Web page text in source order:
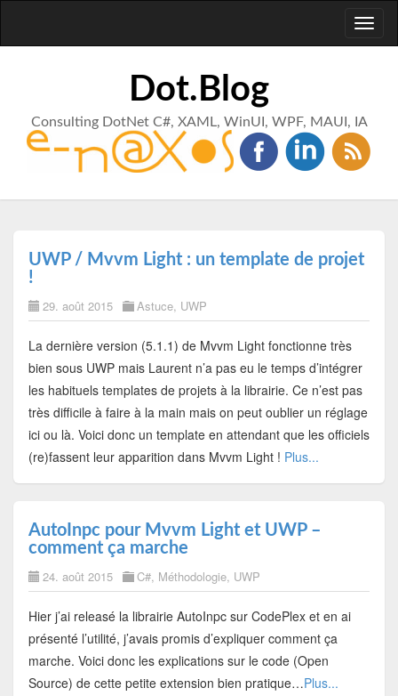
Dot.Blog
Consulting DotNet C#, XAML, WinUI, WPF, MAUI, IA
UWP / Mvvm Light : un template de projet
!
29. août 2015 Astuce, UWP
La dernière version (5.1.1) de Mvvm Light fonctionne très
bien sous UWP mais Laurent n’a pas eu le temps d’intégrer
les habituels templates de projets à la librairie. Ce n’est pas
très difficile à faire à la main mais on peut oublier un réglage
ici ou là. Voici donc un template en attendant que les officiels
(re)fassent leur apparition dans Mvvm Light ! Plus...
AutoInpc pour Mvvm Light et UWP –
comment ça marche
24. août 2015 C#, Méthodologie, UWP
Hier j’ai releasé la librairie AutoInpc sur CodePlex et en ai
présenté l’utilité, j’avais promis d’expliquer comment ça
marche. Voici donc les explications sur le code (Open
Source) de cette petite extension bien pratique…Plus...